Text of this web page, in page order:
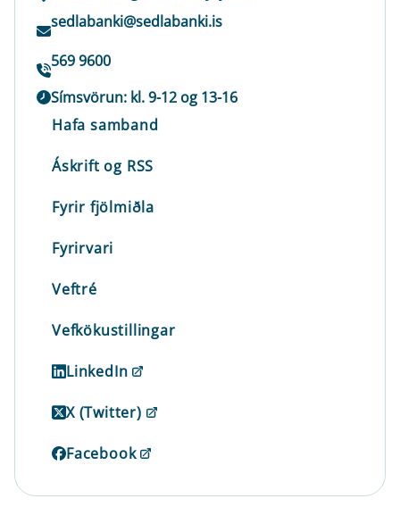
sedlabanki@sedlabanki.is
569 9600
Símsvörun: kl. 9-12 og 13-16
Hafa samband
Áskrift og RSS
Fyrir fjölmiðla
Fyrirvari
Veftré
Vefkökustillingar
LinkedIn
X (Twitter)
Facebook